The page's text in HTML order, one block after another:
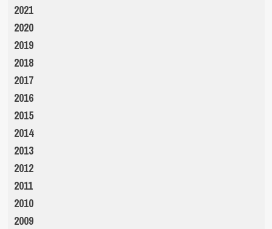
2021
2020
2019
2018
2017
2016
2015
2014
2013
2012
2011
2010
2009